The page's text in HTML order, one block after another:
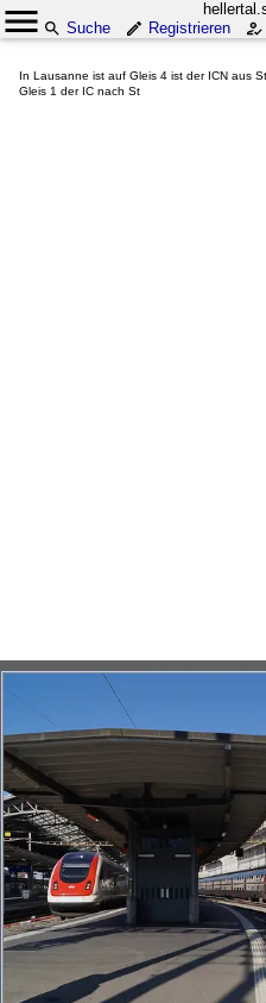
Suche
Registrieren
In Lausanne ist auf Gleis 4 ist der ICN aus
Gleis 1 der IC nach St